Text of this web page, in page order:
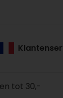
tot 30,-